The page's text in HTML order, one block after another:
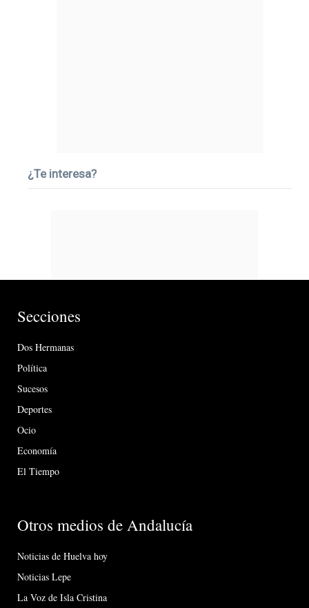
¿Te interesa?
Secciones
Dos Hermanas
Política
Sucesos
Deportes
Ocio
Economía
El Tiempo
Otros medios de Andalucía
Noticias de Huelva hoy
Noticias Lepe
La Voz de Isla Cristina